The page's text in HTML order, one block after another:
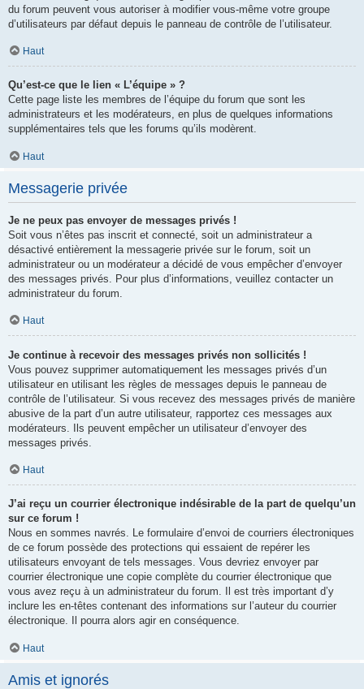
du forum peuvent vous autoriser à modifier vous-même votre groupe
d’utilisateurs par défaut depuis le panneau de contrôle de l’utilisateur.
Haut
Qu’est-ce que le lien « L’équipe » ?
Cette page liste les membres de l’équipe du forum que sont les
administrateurs et les modérateurs, en plus de quelques informations
supplémentaires tels que les forums qu’ils modèrent.
Haut
Messagerie privée
Je ne peux pas envoyer de messages privés !
Soit vous n’êtes pas inscrit et connecté, soit un administrateur a
désactivé entièrement la messagerie privée sur le forum, soit un
administrateur ou un modérateur a décidé de vous empêcher d’envoyer
des messages privés. Pour plus d’informations, veuillez contacter un
administrateur du forum.
Haut
Je continue à recevoir des messages privés non sollicités !
Vous pouvez supprimer automatiquement les messages privés d’un
utilisateur en utilisant les règles de messages depuis le panneau de
contrôle de l’utilisateur. Si vous recevez des messages privés de manière
abusive de la part d’un autre utilisateur, rapportez ces messages aux
modérateurs. Ils peuvent empêcher un utilisateur d’envoyer des
messages privés.
Haut
J’ai reçu un courrier électronique indésirable de la part de quelqu’un
sur ce forum !
Nous en sommes navrés. Le formulaire d’envoi de courriers électroniques
de ce forum possède des protections qui essaient de repérer les
utilisateurs envoyant de tels messages. Vous devriez envoyer par
courrier électronique une copie complète du courrier électronique que
vous avez reçu à un administrateur du forum. Il est très important d’y
inclure les en-têtes contenant des informations sur l’auteur du courrier
électronique. Il pourra alors agir en conséquence.
Haut
Amis et ignorés